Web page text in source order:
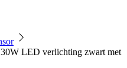
LED verlichting zwart met